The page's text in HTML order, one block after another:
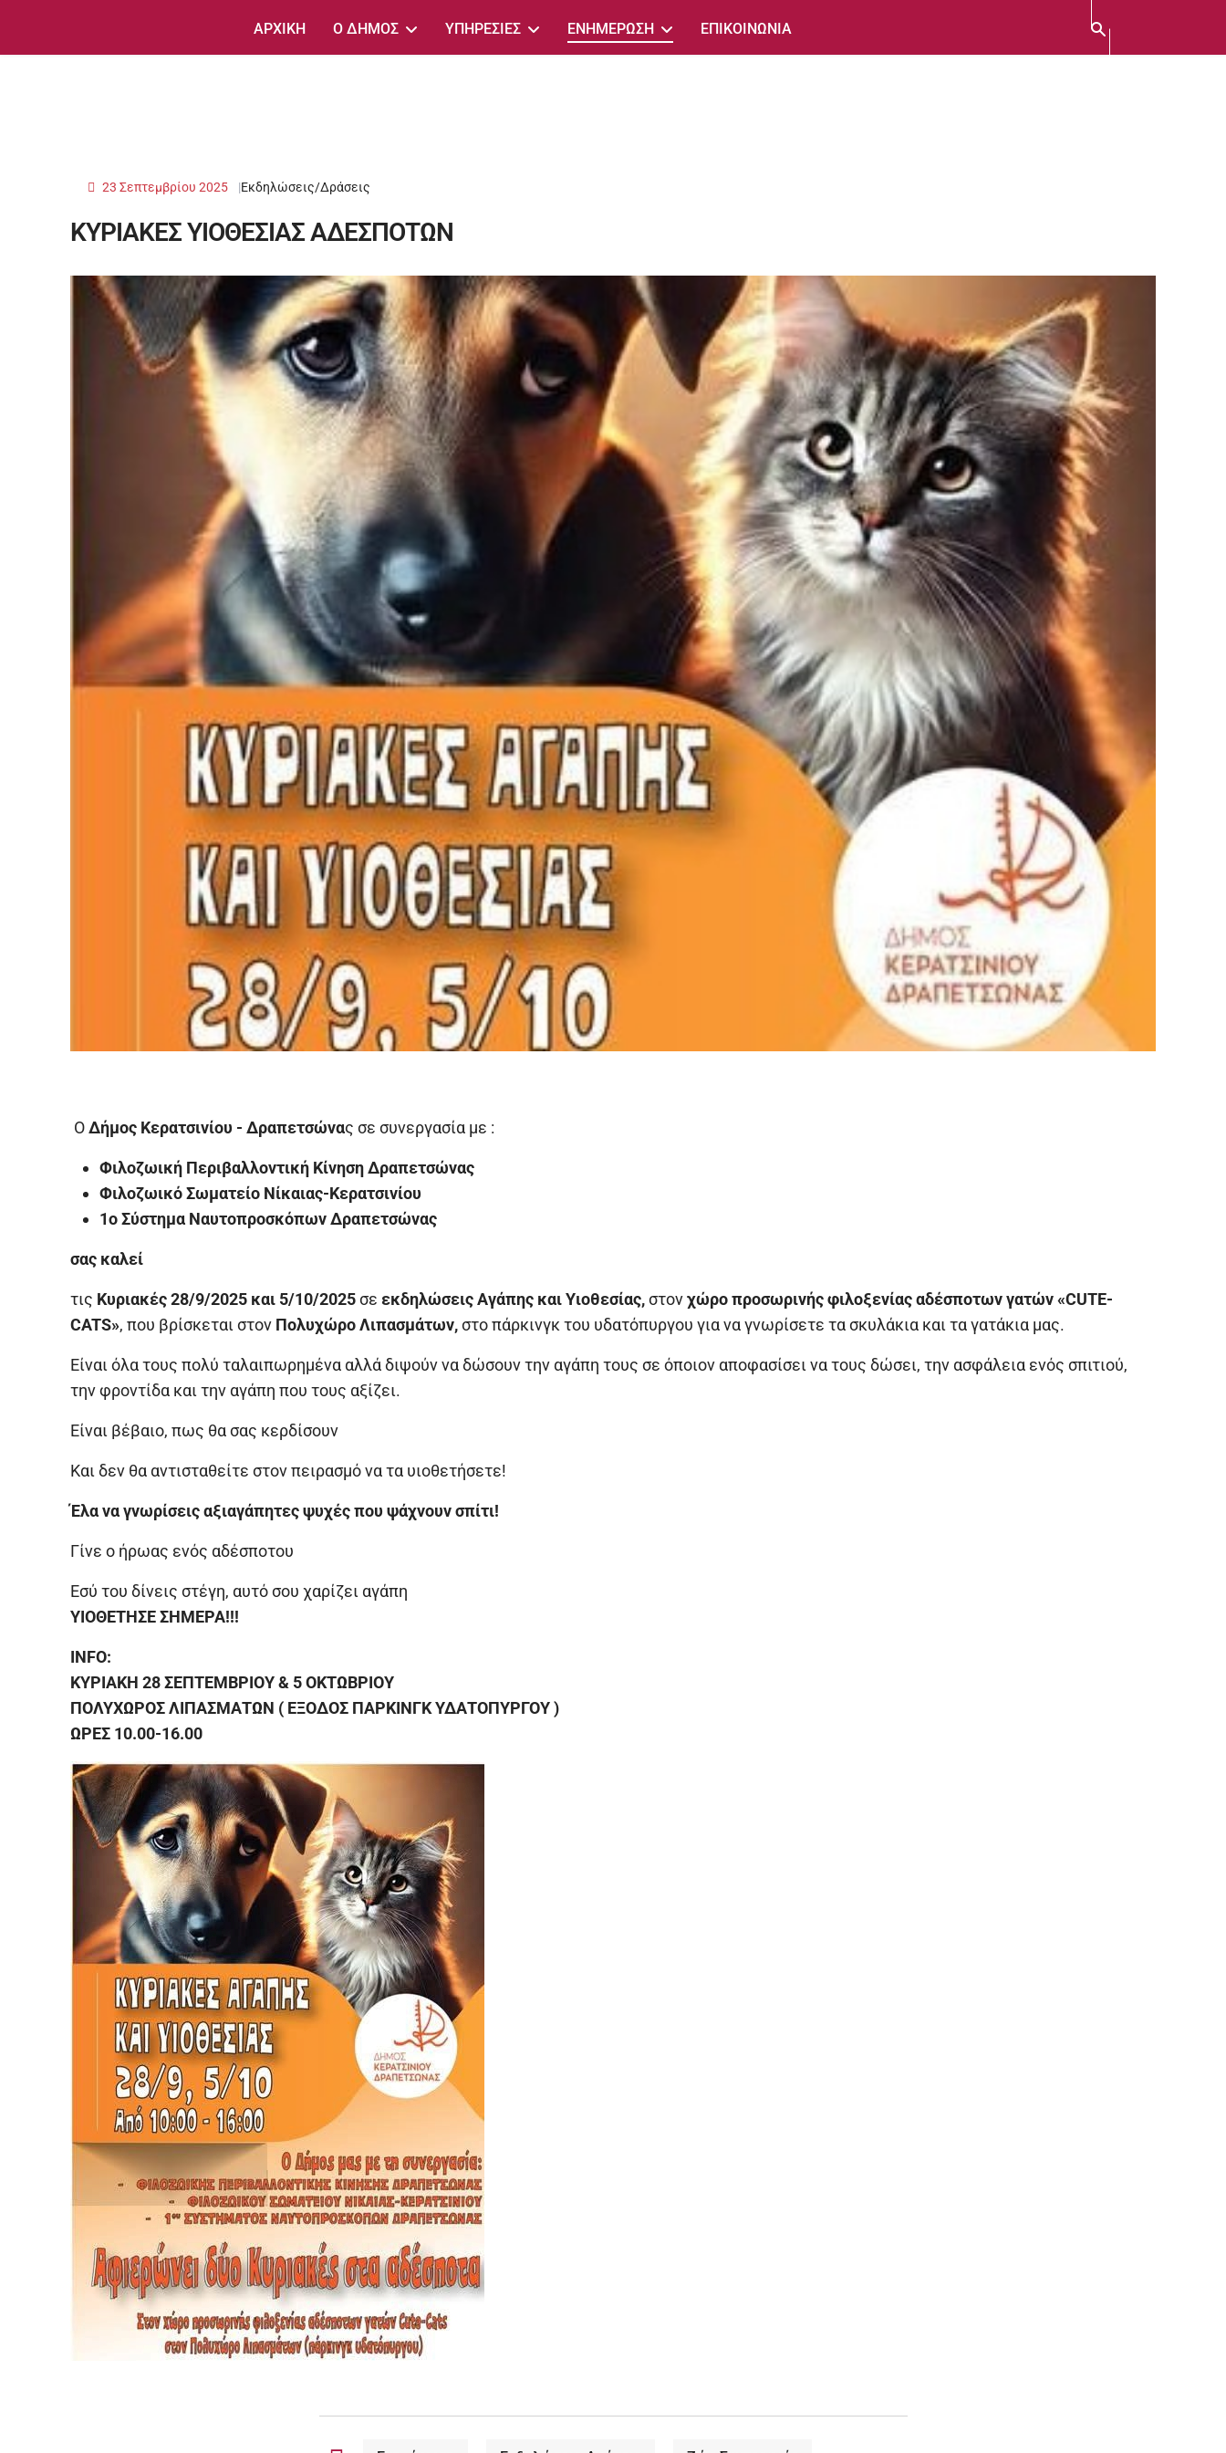
ΑΡΧΙΚΗ Ο ΔΗΜΟΣ ΥΠΗΡΕΣΙΕΣ ΕΝΗΜΕΡΩΣΗ ΕΠΙΚΟΙΝΩΝΙΑ
Εκδηλώσεις/Δράσεις
23 Σεπτεμβρίου 2025
ΚΥΡΙΑΚΕΣ ΥΙΟΘΕΣΙΑΣ ΑΔΕΣΠΟΤΩΝ
ΟΔήμος Κερατσινίου - Δραπετσώνας σε συνεργασία με :
Φιλοζωική Περιβαλλοντική Κίνηση Δραπετσώνας
Φιλοζωικό Σωματείο Νίκαιας-Κερατσινίου
1ο Σύστημα Ναυτοπροσκόπων Δραπετσώνας
σας καλεί
τις Κυριακές 28/9/2025 και 5/10/2025σε εκδηλώσεις Αγάπης και Υιοθεσίας,στονχώρο προσωρινής φιλοξενίας αδέσποτων γατών «CUTE-
CATS», που βρίσκεται στον Πολυχώρο Λιπασμάτων,στο πάρκινγκ του υδατόπυργου για να γνωρίσετε τα σκυλάκια και τα γατάκια μας.
Είναι όλα τους πολύ ταλαιπωρημένα αλλά διψούν να δώσουν την αγάπη τους σε όποιον αποφασίσει να τους δώσει, την ασφάλεια ενός σπιτιού,
την φροντίδα και την αγάπη που τους αξίζει.
Είναι βέβαιο, πως θα σας κερδίσουν
Και δεν θα αντισταθείτε στον πειρασμό να τα υιοθετήσετε!
Έλα να γνωρίσεις αξιαγάπητες ψυχές που ψάχνουν σπίτι!
Γίνε ο ήρωας ενός αδέσποτου
Εσύ του δίνεις στέγη, αυτό σου χαρίζει αγάπη
ΥΙΟΘΕΤΗΣΕ ΣΗΜΕΡΑ!!!
INFO:
ΚΥΡΙΑΚΗ 28 ΣΕΠΤΕΜΒΡΙΟΥ & 5 ΟΚΤΩΒΡΙΟΥ
ΠΟΛΥΧΩΡΟΣ ΛΙΠΑΣΜΑΤΩΝ ( ΕΞΟΔΟΣ ΠΑΡΚΙΝΓΚ ΥΔΑΤΟΠΥΡΓΟΥ )
ΩΡΕΣ 10.00-16.00